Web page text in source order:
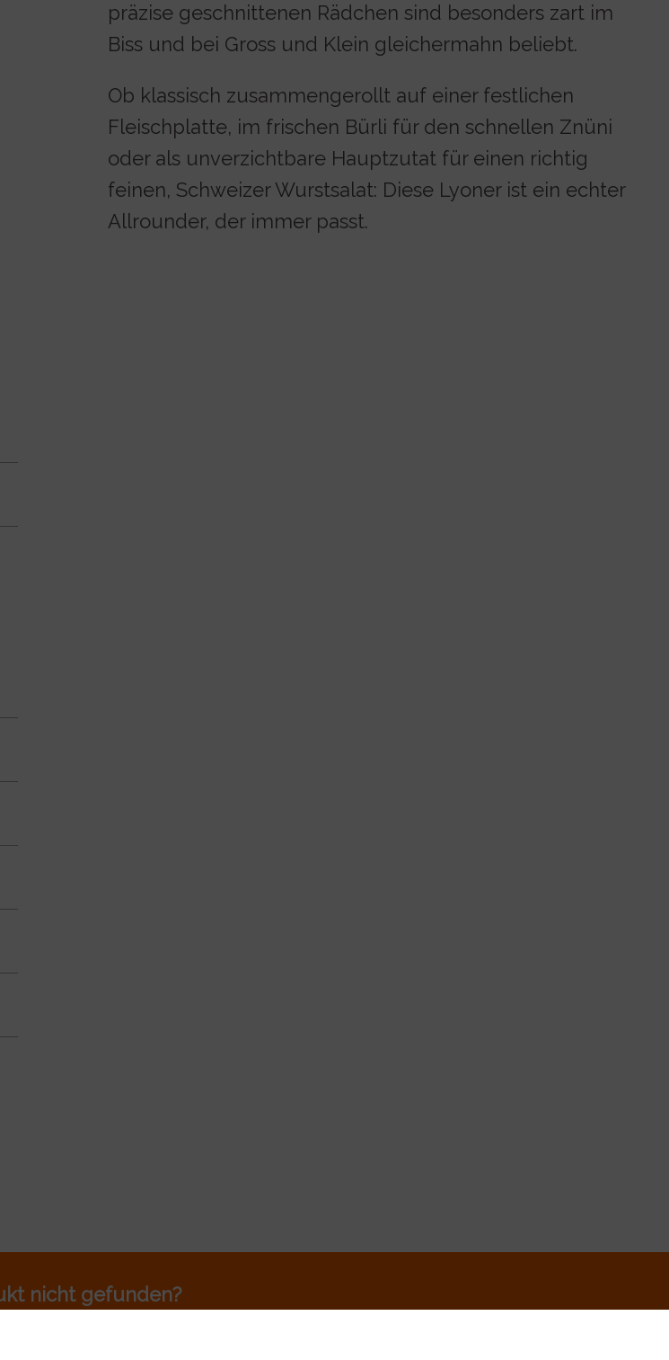
präzise geschnittenen Rädchen sind besonders zart im
Biss und bei Gross und Klein gleichermahn beliebt.
Ob klassisch zusammengerollt auf einer festlichen
Fleischplatte, im frischen Bürli für den schnellen Znüni
oder als unverzichtbare Hauptzutat für einen richtig
feinen, Schweizer Wurstsalat: Diese Lyoner ist ein echter
Allrounder, der immer passt.
nicht gefunden?